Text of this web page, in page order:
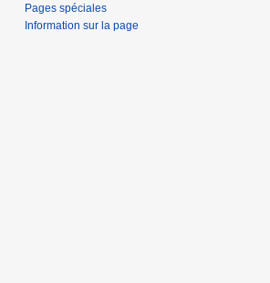
Pages spéciales
Information sur la page